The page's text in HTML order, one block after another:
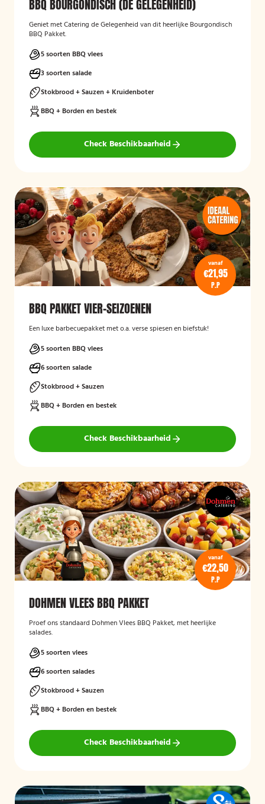
BBQ BOURGONDISCH (DE GELEGENHEID)
Geniet met Catering de Gelegenheid van dit heerlijke Bourgondisch
BBQ Pakket.
5 soorten BBQ vlees
3 soorten salade
Stokbrood + Sauzen + Kruidenboter
BBQ + Borden en bestek
Check Beschikbaarheid
vanaf
€21,95
P.P
BBQ PAKKET VIER-SEIZOENEN
Een luxe barbecuepakket met o.a. verse spiesen en biefstuk!
5 soorten BBQ vlees
6 soorten salade
Stokbrood + Sauzen
BBQ + Borden en bestek
Check Beschikbaarheid
vanaf
€22,50
P.P
DOHMEN VLEES BBQ PAKKET
Proef ons standaard Dohmen Vlees BBQ Pakket, met heerlijke
salades.
5 soorten vlees
6 soorten salades
Stokbrood + Sauzen
BBQ + Borden en bestek
Check Beschikbaarheid